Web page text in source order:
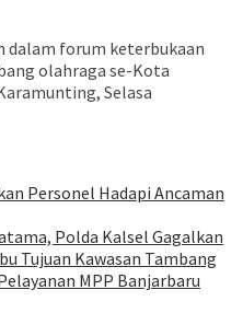
dalam forum keterbukaan
olahraga se-Kota
Selasa
Personel Hadapi Ancaman
Polda Kalsel Gagalkan
Tujuan Kawasan Tambang
MPP Banjarbaru